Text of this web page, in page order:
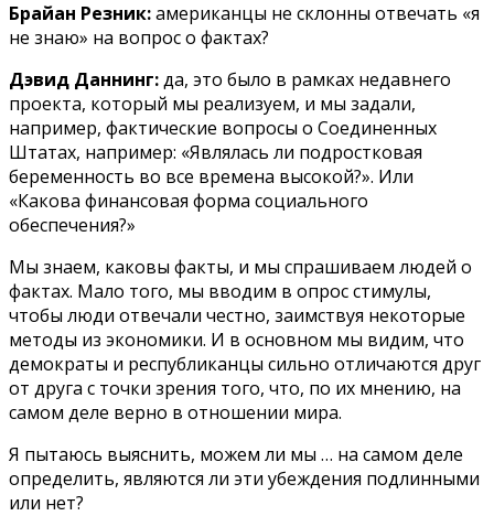
Брайан Резник:американцы не склонны отвечать «я
не знаю» на вопрос о фактах?
Дэвид Даннинг:да, это было в рамках недавнего
проекта, который мы реализуем, и мы задали,
например, фактические вопросы о Соединенных
Штатах, например: «Являлась ли подростковая
беременность во все времена высокой?». Или
«Какова финансовая форма социального
обеспечения?»
Мы знаем, каковы факты, и мы спрашиваем людей о
фактах. Мало того, мы вводим в опрос стимулы,
чтобы люди отвечали честно, заимствуя некоторые
методы из экономики. И в основном мы видим, что
демократы и республиканцы сильно отличаются друг
от друга с точки зрения того, что, по их мнению, на
самом деле верно в отношении мира.
Я пытаюсь выяснить, можем ли мы … на самом деле
определить, являются ли эти убеждения подлинными
или нет?